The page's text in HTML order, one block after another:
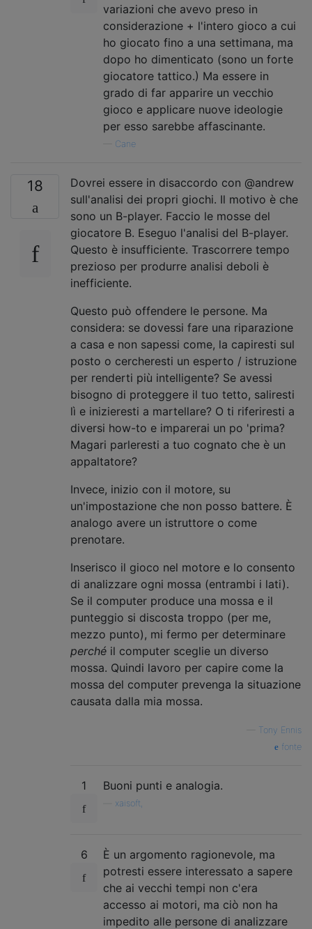
variazioni che avevo preso in
considerazione + l'intero gioco a cui
ho giocato fino a una settimana, ma
dopo ho dimenticato (sono un forte
giocatore tattico.) Ma essere in
grado di far apparire un vecchio
gioco e applicare nuove ideologie
per esso sarebbe affascinante.
Cane
18
Dovrei essere in disaccordo con @andrew
sull'analisi dei propri giochi. Il motivo è che
sono un B-player. Faccio le mosse del
giocatore B. Eseguo l'analisi del B-player.
Questo è insufficiente. Trascorrere tempo
prezioso per produrre analisi deboli è
inefficiente.
Questo può offendere le persone. Ma
considera: se dovessi fare una riparazione
a casa e non sapessi come, la capiresti sul
posto o cercheresti un esperto / istruzione
per renderti più intelligente? Se avessi
bisogno di proteggere il tuo tetto, saliresti
lì e inizieresti a martellare? O ti riferiresti a
diversi how-to e imparerai un po 'prima?
Magari parleresti a tuo cognato che è un
appaltatore?
Invece, inizio con il motore, su
un'impostazione che non posso battere. È
analogo avere un istruttore o come
prenotare.
Inserisco il gioco nel motore e lo consento
di analizzare ogni mossa (entrambi i lati).
Se il computer produce una mossa e il
punteggio si discosta troppo (per me,
mezzo punto), mi fermo per determinare
perché il computer sceglie un diverso
mossa. Quindi lavoro per capire come la
mossa del computer prevenga la situazione
causata dalla mia mossa.
Tony Ennis
fonte
1 Buoni punti e analogia.
xaisoft,
6
È un argomento ragionevole, ma
potresti essere interessato a sapere
che ai vecchi tempi non c'era
accesso ai motori, ma ciò non ha
impedito alle persone di analizzare